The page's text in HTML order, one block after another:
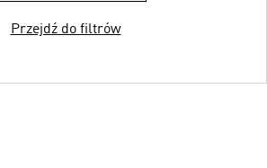
Przejdź do filtrów